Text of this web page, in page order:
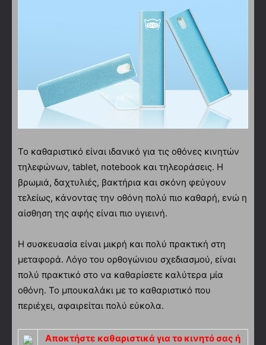
Το καθαριστικό είναι ιδανικό για τις οθόνες κινητών
τηλεφώνων, tablet, notebook και τηλεοράσεις. Η
βρωμιά, δαχτυλιές, βακτήρια και σκόνη φεύγουν
τελείως, κάνοντας την οθόνη πολύ πιο καθαρή, ενώ η
αίσθηση της αφής είναι πιο υγιεινή.
Η συσκευασία είναι μικρή και πολύ πρακτική στη
μεταφορά. Λόγο του ορθογώνιου σχεδιασμού, είναι
πολύ πρακτικό στο να καθαρίσετε καλύτερα μία
οθόνη. Το μπουκαλάκι με το καθαριστικό που
περιέχει, αφαιρείται πολύ εύκολα.
Αποκτήστε καθαριστικά για το κινητό σας ή